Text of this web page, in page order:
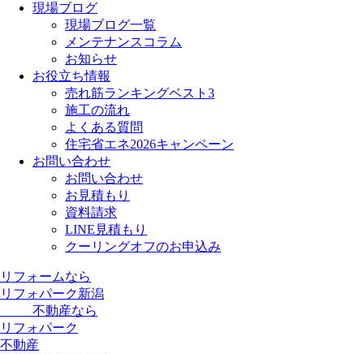
現場ブログ
現場ブログ一覧
メンテナンスコラム
お知らせ
お役立ち情報
売れ筋ランキングベスト3
施工の流れ
よくある質問
住宅省エネ2026キャンペーン
お問い合わせ
お問い合わせ
お見積もり
資料請求
LINE見積もり
クーリングオフのお申込み
リフォームなら
リフォパーク新潟
不動産なら
リフォパーク
不動産